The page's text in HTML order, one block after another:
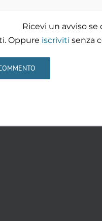
Ricevi un avviso se
Oppure iscriviti senza